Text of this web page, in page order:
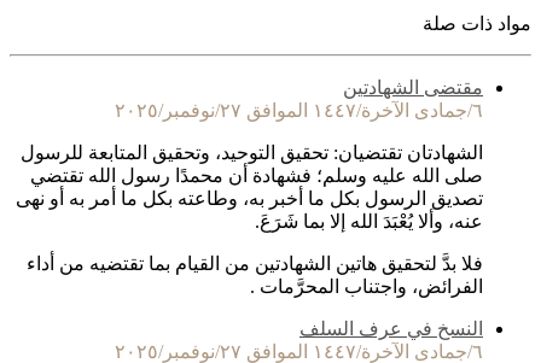
مواد ذات صلة
مقتضى الشهادتين
٦/جمادى الآخرة/١٤٤٧ الموافق ٢٧/نوفمبر/٢٠٢٥
الشهادتان تقتضيان: تحقيق التوحيد، وتحقيق المتابعة للرسول
صلى الله عليه وسلم؛ فشهادة أن محمدًا رسول الله تقتضي
تصديق الرسول بكل ما أخبر به، وطاعته بكل ما أمر به أو نهى
عنه، وألا يُعْبَدَ الله إلا بما شَرَعَ.
فلا بدَّ لتحقيق هاتين الشهادتين من القيام بما تقتضيه من أداء
الفرائض، واجتناب المحرَّمات .
النسخ في عرف السلف
٦/جمادى الآخرة/١٤٤٧ الموافق ٢٧/نوفمبر/٢٠٢٥